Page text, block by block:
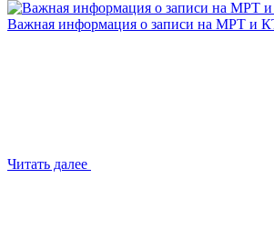
Важная информация о записи на МРТ и
Читать далее